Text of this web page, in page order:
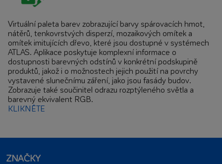
Virtuální paleta barev zobrazující barvy spárovacích hmot,
nátěrů, tenkovrstvých disperzí, mozaikových omítek a
omítek imitujících dřevo, které jsou dostupné v systémech
ATLAS. Aplikace poskytuje komplexní informace o
dostupnosti barevných odstínů v konkrétní podskupině
produktů, jakož i o možnostech jejich použití na povrchy
vystavené slunečnímu záření, jako jsou fasády budov.
Zobrazuje také součinitel odrazu rozptýleného světla a
barevný ekvivalent RGB.
KLIKNĚTE
ZNAČKY